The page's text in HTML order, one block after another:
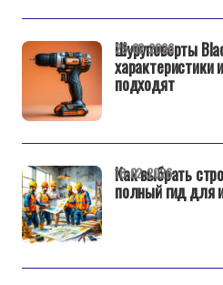
Шуруповерты
характеристики
подходят
25-02-2026
Как выбрать
полный гид для
18-02-2026